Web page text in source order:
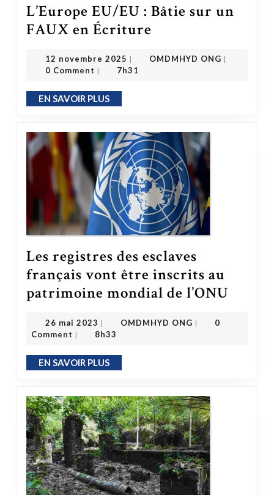
L’Europe EU/EU : Bâtie sur un
FAUX en Écriture
12 novembre 2025 12 novembre 2025
| OMDMHYD ONG |
0 Comment | 7h31
EN SAVOIR PLUSEN SAVOIR PLUS
Les registres des esclaves
français vont être inscrits au
patrimoine mondial de l’ONU
26 mai 2023 | OMDMHYD ONG |
0
Comment | 8h33
EN SAVOIR PLUSEN SAVOIR PLUS